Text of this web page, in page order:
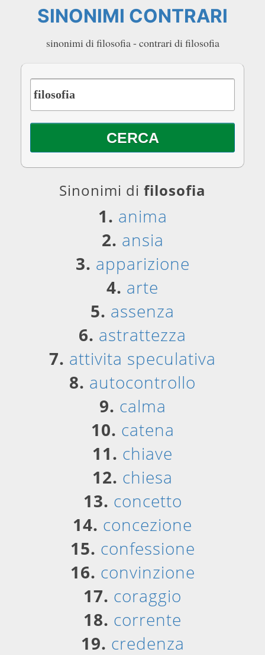
SINONIMI CONTRARI
sinonimi di filosofia - contrari di filosofia
Sinonimi di filosofia
1. anima
2. ansia
3. apparizione
4. arte
5. assenza
6. astrattezza
7. attivita speculativa
8. autocontrollo
9. calma
10. catena
11. chiave
12. chiesa
13. concetto
14. concezione
15. confessione
16. convinzione
17. coraggio
18. corrente
19. credenza